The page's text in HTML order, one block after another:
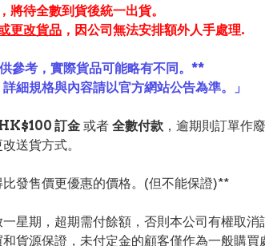
將待全數到貨後統一出貨。
更改貨品 ，因公司無法安排額外人手處理.
參考，實際貨品可能略有不同。**
詳細規格與內容請以官方網站公告為準。」
訂金 或者 全數付款 ，逾期則訂單作廢
送貨方式。
發售價更優惠的價格。(但不能保證)**
星期，超期需付餘額，否則本公司有權取消
貨源保證，未付定金的顧客僅作為一般購買